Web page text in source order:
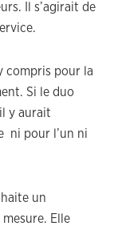
Il s’agirait de
compris pour la
Si le duo
y aurait
ni pour l’un ni
un
Elle